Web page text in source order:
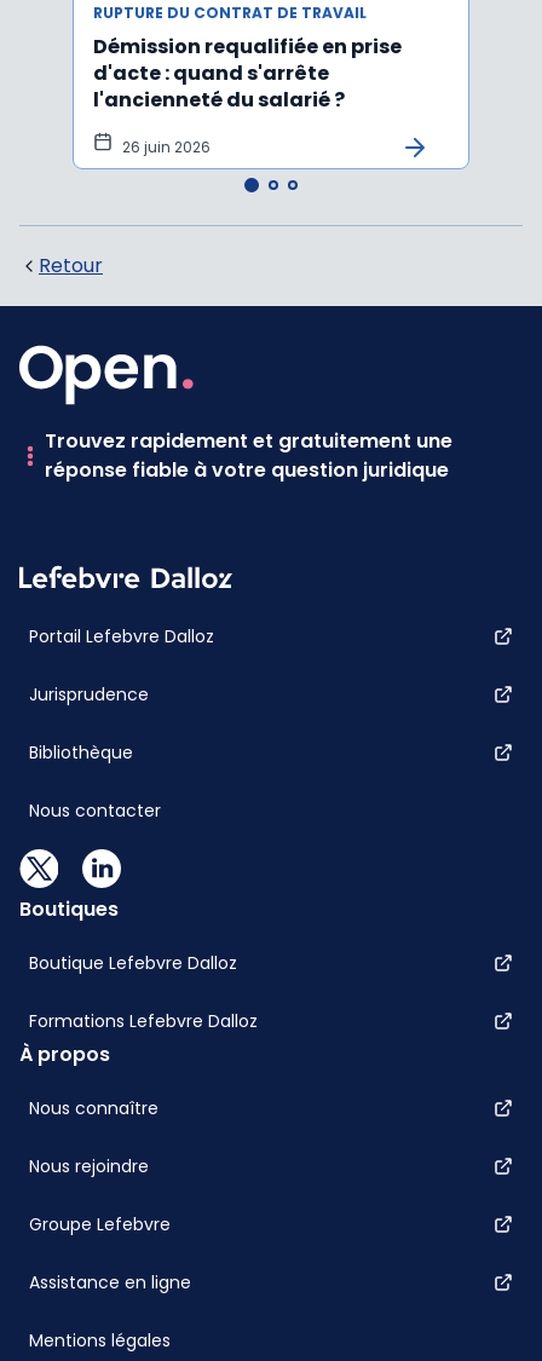
RUPTURE DU CONTRAT DE TRAVAIL
Démission requalifiée en prise
d'acte : quand s'arrête
l'ancienneté du salarié ?
26 juin 2026
Retour
Trouvez rapidement et gratuitement une
réponse fiable à votre question juridique
Portail Lefebvre Dalloz
Jurisprudence
Bibliothèque
Nous contacter
Boutiques
Boutique Lefebvre Dalloz
Formations Lefebvre Dalloz
À propos
Nous connaître
Nous rejoindre
Groupe Lefebvre
Assistance en ligne
Mentions légales